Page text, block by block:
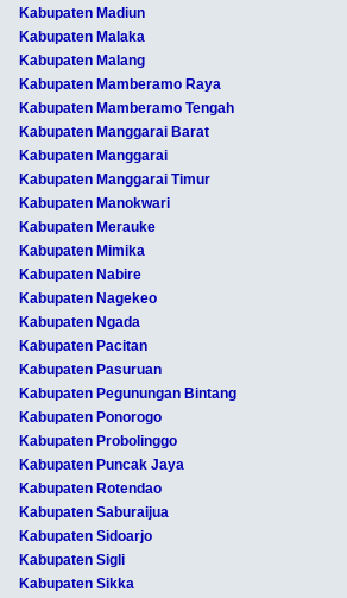
Kabupaten Madiun
Kabupaten Malaka
Kabupaten Malang
Kabupaten Mamberamo Raya
Kabupaten Mamberamo Tengah
Kabupaten Manggarai Barat
Kabupaten Manggarai
Kabupaten Manggarai Timur
Kabupaten Manokwari
Kabupaten Merauke
Kabupaten Mimika
Kabupaten Nabire
Kabupaten Nagekeo
Kabupaten Ngada
Kabupaten Pacitan
Kabupaten Pasuruan
Kabupaten Pegunungan Bintang
Kabupaten Ponorogo
Kabupaten Probolinggo
Kabupaten Puncak Jaya
Kabupaten Rotendao
Kabupaten Saburaijua
Kabupaten Sidoarjo
Kabupaten Sigli
Kabupaten Sikka